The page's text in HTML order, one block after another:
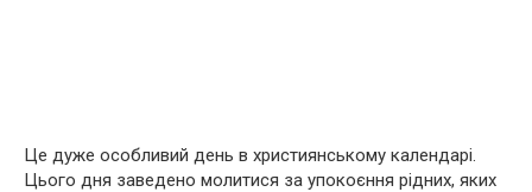
Це дуже особливий день в християнському календарі.
Цього дня заведено молитися за упокоєння рідних, яких